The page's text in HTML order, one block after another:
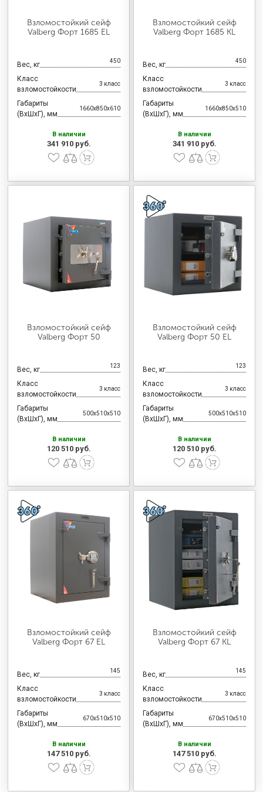
Взломостойкий сейф
Valberg Форт 1685 EL
Вес, кг 450
Класс
взломостойкости
3 класс
Габариты
(ВхШхГ), мм
1660x850x610
В наличии
341 910 руб.
Взломостойкий сейф
Valberg Форт 1685 KL
Вес, кг 450
Класс
взломостойкости
3 класс
Габариты
(ВхШхГ), мм
1660x850x510
В наличии
341 910 руб.
Взломостойкий сейф
Valberg Форт 50
Вес, кг 123
Класс
взломостойкости
3 класс
Габариты
(ВхШхГ), мм
500x510x510
В наличии
120 510 руб.
Взломостойкий сейф
Valberg Форт 50 EL
Вес, кг 123
Класс
взломостойкости
3 класс
Габариты
(ВхШхГ), мм
500x510x510
В наличии
120 510 руб.
Взломостойкий сейф
Valberg Форт 67 EL
Вес, кг 145
Класс
взломостойкости
3 класс
Габариты
(ВхШхГ), мм
670x510x510
В наличии
147 510 руб.
Взломостойкий сейф
Valberg Форт 67 KL
Вес, кг 145
Класс
взломостойкости
3 класс
Габариты
(ВхШхГ), мм
670x510x510
В наличии
147 510 руб.